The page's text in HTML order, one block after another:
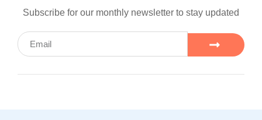
Subscribe for our monthly newsletter to stay updated